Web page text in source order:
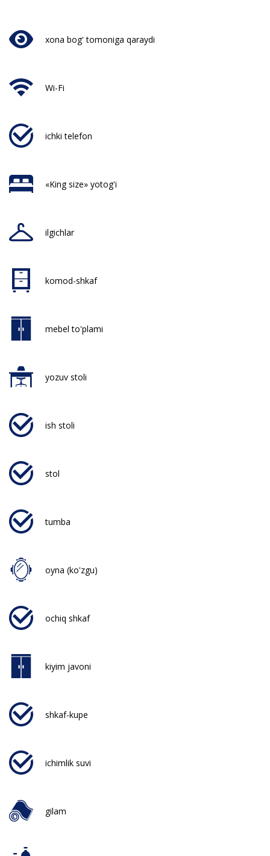
xona bog' tomoniga qaraydi
Wi-Fi
ichki telefon
«King size» yotog'i
ilgichlar
komod-shkaf
mebel to'plami
yozuv stoli
ish stoli
stol
tumba
oyna (ko'zgu)
ochiq shkaf
kiyim javoni
shkaf-kupe
ichimlik suvi
gilam